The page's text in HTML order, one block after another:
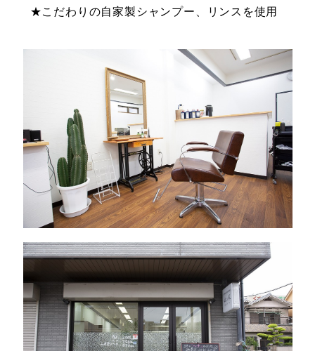
★こだわりの自家製シャンプー、リンスを使用